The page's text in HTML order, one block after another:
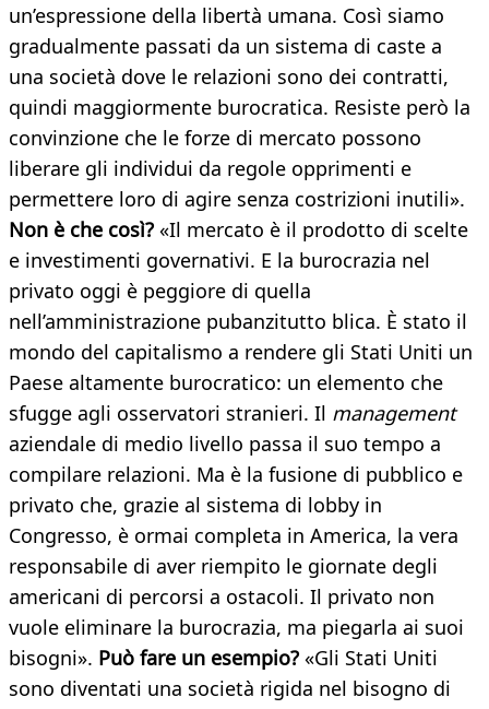
un’espressione della libertà umana. Così siamo
gradualmente passati da un sistema di caste a
una società dove le relazioni sono dei contratti,
quindi maggiormente burocratica. Resiste però la
convinzione che le forze di mercato possono
liberare gli individui da regole opprimenti e
permettere loro di agire senza costrizioni inutili».
Non è che così? «Il mercato è il prodotto di scelte
e investimenti governativi. E la burocrazia nel
privato oggi è peggiore di quella
nell’amministrazione pubanzitutto blica. È stato il
mondo del capitalismo a rendere gli Stati Uniti un
Paese altamente burocratico: un elemento che
sfugge agli osservatori stranieri. Il management
aziendale di medio livello passa il suo tempo a
compilare relazioni. Ma è la fusione di pubblico e
privato che, grazie al sistema di lobby in
Congresso, è ormai completa in America, la vera
responsabile di aver riempito le giornate degli
americani di percorsi a ostacoli. Il privato non
vuole eliminare la burocrazia, ma piegarla ai suoi
bisogni». Può fare un esempio? «Gli Stati Uniti
sono diventati una società rigida nel bisogno di